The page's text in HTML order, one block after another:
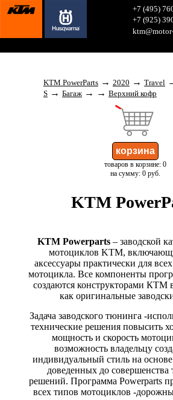
+7 (495)
+7 (925)
KTM PowerParts → 2020 → Travel
S → Багаж → → Верхний кофр
товаров в корзине: 0
на сумму: 0 руб.
KTM
KTM Powerparts– заводской
мотоциклов KTM,
аксессуары практически для
мотоцикла. Все компоненты
создаются конструкторами КТМ
как оригинальные
Задача заводского тюнинга -
технические решения повысить
мощность и скорость
возможность владельцу
индивидуальный стиль на
доведенных до совершенства
решений. Программа Powerparts
всех типов мотоциклов -